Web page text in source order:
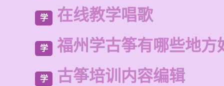
学 在线教学唱歌
学 福州学古筝有哪些地方
学 古筝培训内容编辑